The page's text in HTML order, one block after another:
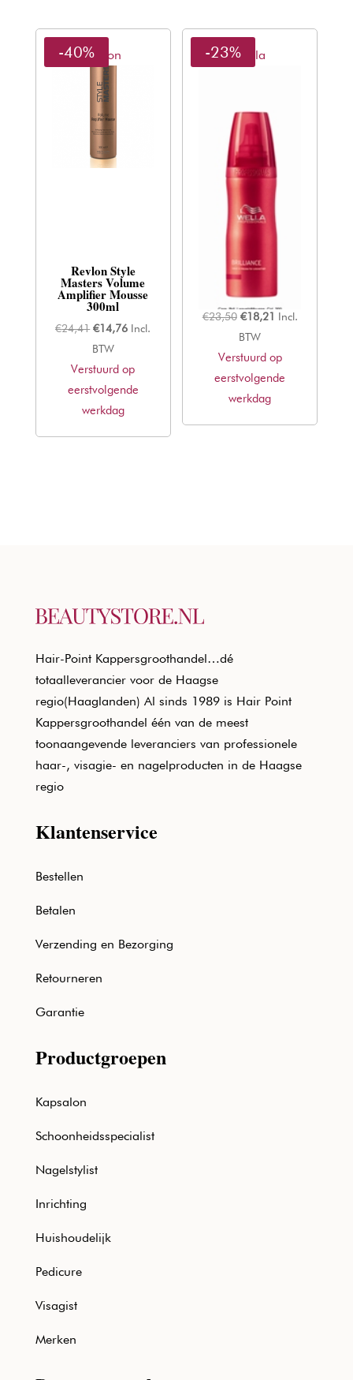
Revlon
-40%
Revlon Style
Masters Volume
Amplifier Mousse
300ml
€24,41 Oorspronkelijke
prijs
was:
€24,41.
€14,76Huidige
is:
€14,76.
Incl.
BTW
Verstuurd op
eerstvolgende
werkdag
Wella
-23%
Wella Brilliance
Leave-in Mousse
200ml
€23,50 Oorspronkelijke
prijs
was:
€23,50.
€18,21 Huidige
is:
€18,21.
Incl.
BTW
Verstuurd op
eerstvolgende
werkdag
Hair-Point Kappersgroothandel…dé
totaalleverancier voor de Haagse
regio(Haaglanden) Al sinds 1989 is Hair Point
Kappersgroothandel één van de meest
toonaangevende leveranciers van professionele
haar-, visagie- en nagelproducten in de Haagse
regio
Klantenservice
Bestellen
Betalen
Verzending en Bezorging
Retourneren
Garantie
Productgroepen
Kapsalon
Schoonheidsspecialist
Nagelstylist
Inrichting
Huishoudelijk
Pedicure
Visagist
Merken